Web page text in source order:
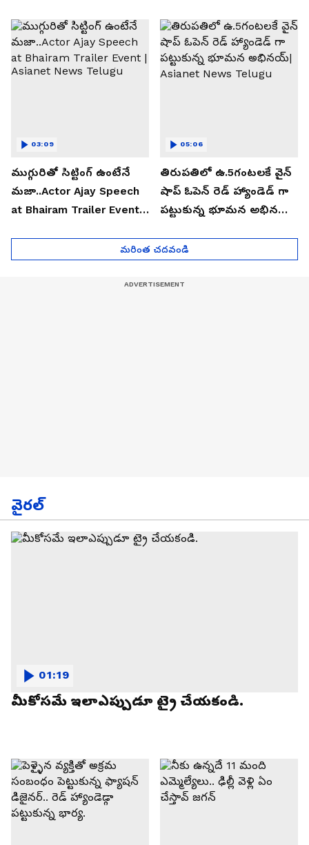
ముగ్గురితో సిట్టింగ్ ఉంటేనే
మజా..Actor Ajay Speech
at Bhairam Trailer Event |
03:09
తిరుపతిలో ఉ.5గంటలకే వైన్
షాప్ ఓపెన్ రెడ్ హ్యాండెడ్ గా
పట్టుకున్న భూమన అభినయ్|
05:06
మరింత చదవండి
వైరల్
మీకోసమే ఇలాఎప్పుడూ ట్రై చేయకండి.
01:19